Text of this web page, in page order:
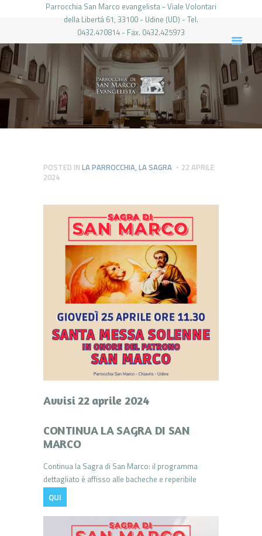
Parrocchia San Marco evangelista - Viale Volontari
della Libertá 61, 33100 - Udine (UD) - Tel.
0432.470814 - Fax. 0432.425973
PARROCCHIA DI SAN MARCO UDINE
HOME
LA PARROCCHIA
IL PARROCO
LE ATTIVITÀ
PIERABECH
FOTO E VIDEO
CONTATTI
LOGIN
POSTED IN LA PARROCCHIA,LA SAGRA
22 APRILE
2024
Avvisi 22 aprile 2024
CONTINUA LA SAGRA DI SAN
MARCO
Continua la Sagra di San Marco: il programma
dettagliato è affisso alle bacheche e reperibile
QUI